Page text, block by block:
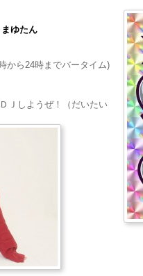
ゆたん
から24時までバータイム)
Ｊしようぜ！（だいたい